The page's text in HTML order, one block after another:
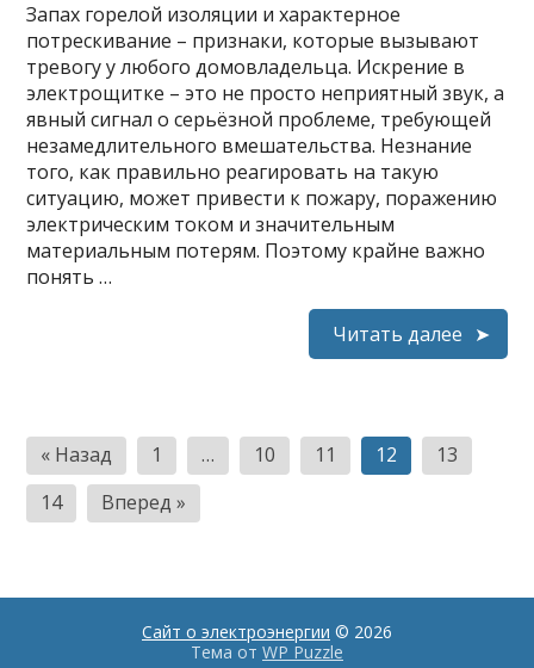
Запах горелой изоляции и характерное
потрескивание – признаки, которые вызывают
тревогу у любого домовладельца. Искрение в
электрощитке – это не просто неприятный звук, а
явный сигнал о серьёзной проблеме, требующей
незамедлительного вмешательства. Незнание
того, как правильно реагировать на такую
ситуацию, может привести к пожару, поражению
электрическим током и значительным
материальным потерям. Поэтому крайне важно
понять …
Читать далее
Пагинация
записей
« Назад 1 … 10 11 12
13
14
Вперед »
Сайт о электроэнергии © 2026
Тема от WP Puzzle